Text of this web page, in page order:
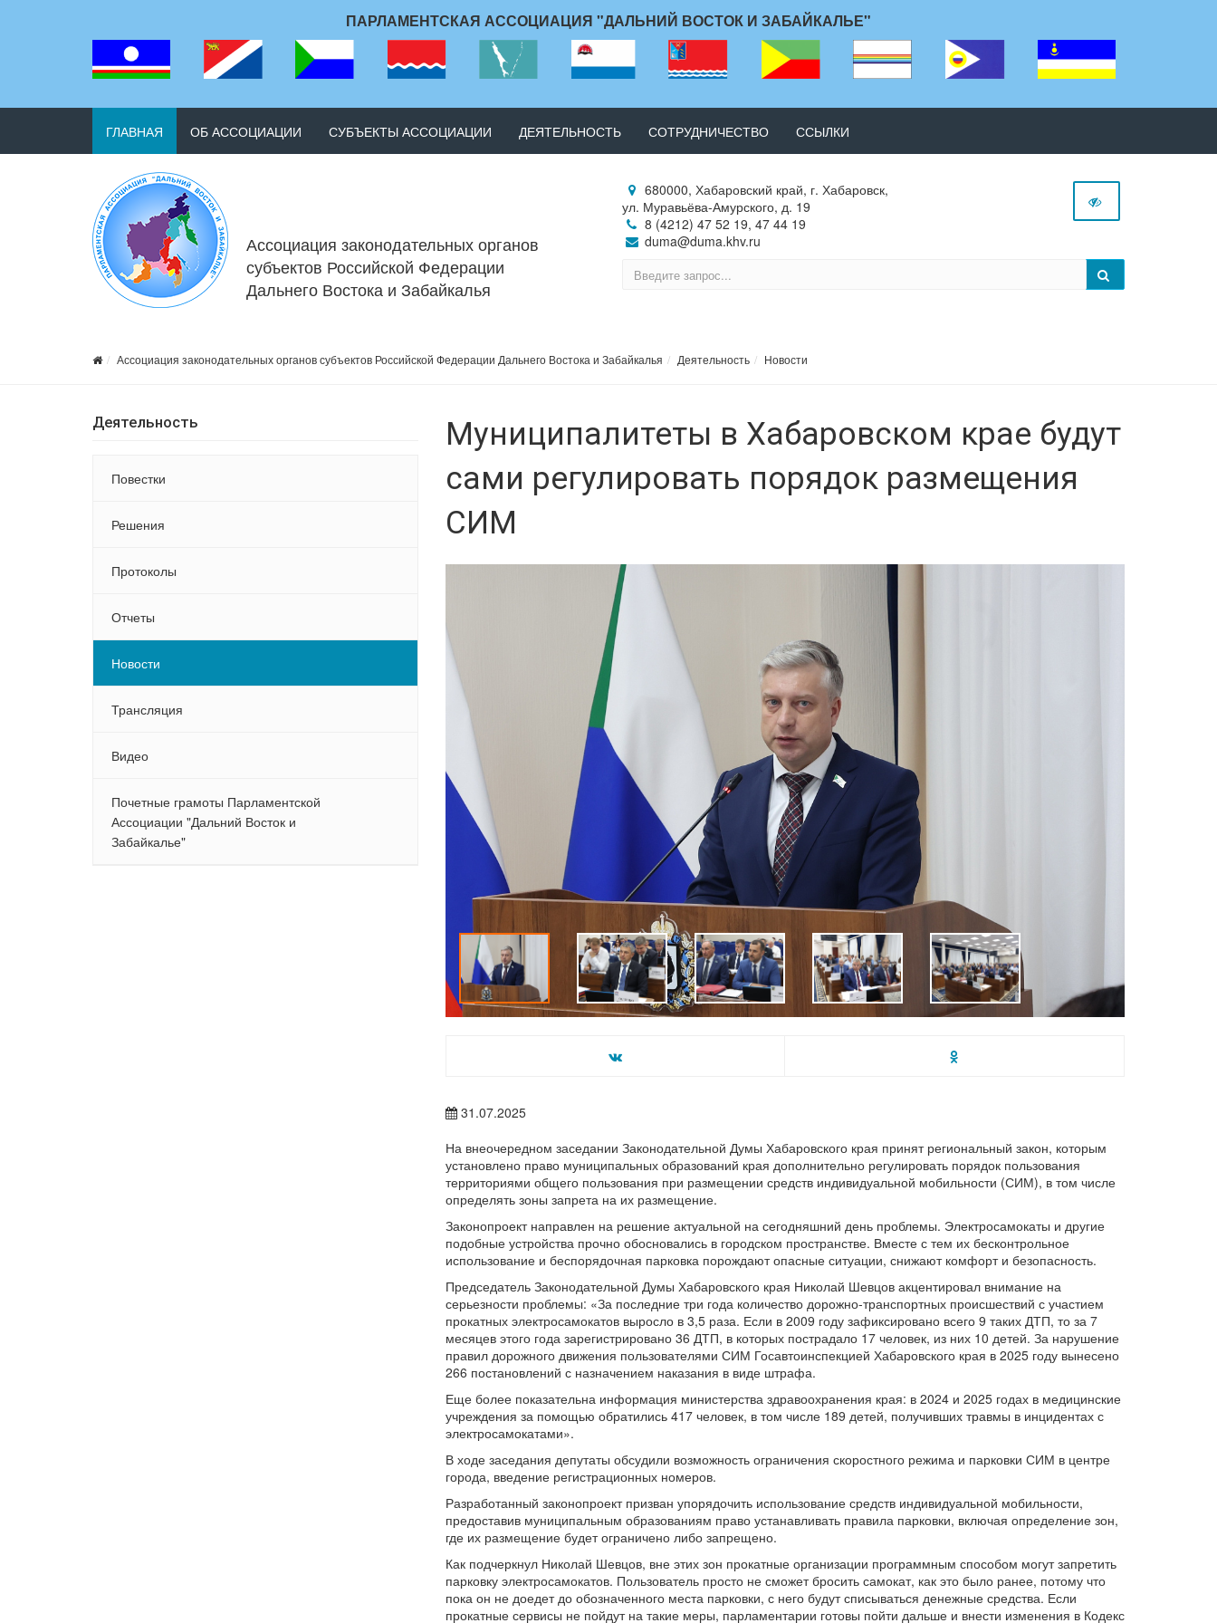
ПАРЛАМЕНТСКАЯ АССОЦИАЦИЯ "ДАЛЬНИЙ ВОСТОК И ЗАБАЙКАЛЬЕ"
ГЛАВНАЯ ОБ АССОЦИАЦИИ СУБЪЕКТЫ АССОЦИАЦИИ ДЕЯТЕЛЬНОСТЬ СОТРУДНИЧЕСТВО ССЫЛКИ
Ассоциация законодательных органов
субъектов Российской Федерации
Дальнего Востока и Забайкалья
680000, Хабаровский край, г. Хабаровск,
ул. Муравьёва-Амурского, д. 19
8 (4212) 47 52 19, 47 44 19
duma@duma.khv.ru
Ассоциация законодательных органов субъектов Российской Федерации Дальнего Востока и Забайкалья Деятельность Новости
Деятельность
Повестки
Решения
Протоколы
Отчеты
Новости
Трансляция
Видео
Почетные грамоты Парламентской
Ассоциации "Дальний Восток и
Забайкалье"
Муниципалитеты в Хабаровском крае будут
сами регулировать порядок размещения
СИМ
31.07.2025
На внеочередном заседании Законодательной Думы Хабаровского края принят региональный закон, которым
установлено право муниципальных образований края дополнительно регулировать порядок пользования
территориями общего пользования при размещении средств индивидуальной мобильности (СИМ), в том числе
определять зоны запрета на их размещение.
Законопроект направлен на решение актуальной на сегодняшний день проблемы. Электросамокаты и другие
подобные устройства прочно обосновались в городском пространстве. Вместе с тем их бесконтрольное
использование и беспорядочная парковка порождают опасные ситуации, снижают комфорт и безопасность.
Председатель Законодательной Думы Хабаровского края Николай Шевцов акцентировал внимание на
серьезности проблемы: «За последние три года количество дорожно-транспортных происшествий с участием
прокатных электросамокатов выросло в 3,5 раза. Если в 2009 году зафиксировано всего 9 таких ДТП, то за 7
месяцев этого года зарегистрировано 36 ДТП, в которых пострадало 17 человек, из них 10 детей. За нарушение
правил дорожного движения пользователями СИМ Госавтоинспекцией Хабаровского края в 2025 году вынесено
266 постановлений с назначением наказания в виде штрафа.
Еще более показательна информация министерства здравоохранения края: в 2024 и 2025 годах в медицинские
учреждения за помощью обратились 417 человек, в том числе 189 детей, получивших травмы в инцидентах с
электросамокатами».
В ходе заседания депутаты обсудили возможность ограничения скоростного режима и парковки СИМ в центре
города, введение регистрационных номеров.
Разработанный законопроект призван упорядочить использование средств индивидуальной мобильности,
предоставив муниципальным образованиям право устанавливать правила парковки, включая определение зон,
где их размещение будет ограничено либо запрещено.
Как подчеркнул Николай Шевцов, вне этих зон прокатные организации программным способом могут запретить
парковку электросамокатов. Пользователь просто не сможет бросить самокат, как это было ранее, потому что
пока он не доедет до обозначенного места парковки, с него будут списываться денежные средства. Если
прокатные сервисы не пойдут на такие меры, парламентарии готовы пойти дальше и внести изменения в Кодекс